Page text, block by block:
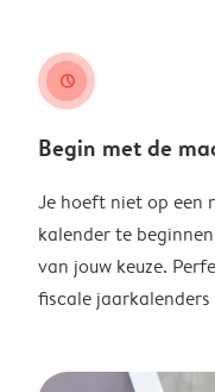
clock
Begin met de
Je hoeft niet op een
kalender te
van jouw keuze.
fiscale jaarkalenders